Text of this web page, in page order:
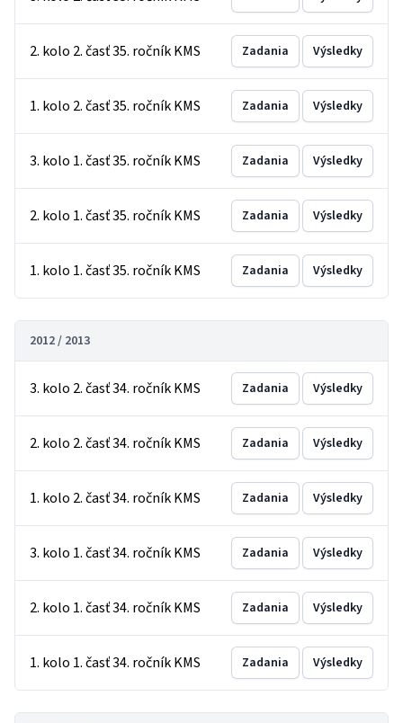
2. kolo 2. časť 35. ročník KMS Zadania Výsledky
1. kolo 2. časť 35. ročník KMS Zadania Výsledky
3. kolo 1. časť 35. ročník KMS Zadania Výsledky
2. kolo 1. časť 35. ročník KMS Zadania Výsledky
1. kolo 1. časť 35. ročník KMS Zadania Výsledky
2012 / 2013
3. kolo 2. časť 34. ročník KMS Zadania Výsledky
2. kolo 2. časť 34. ročník KMS Zadania Výsledky
1. kolo 2. časť 34. ročník KMS Zadania Výsledky
3. kolo 1. časť 34. ročník KMS Zadania Výsledky
2. kolo 1. časť 34. ročník KMS Zadania Výsledky
1. kolo 1. časť 34. ročník KMS Zadania Výsledky